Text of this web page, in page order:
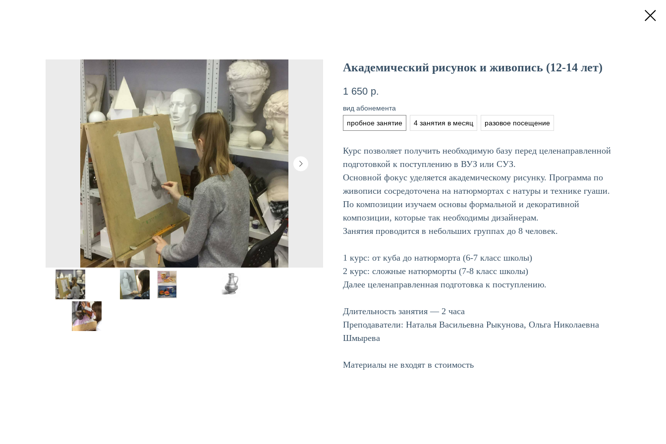
Академический рисунок и живопись (12-14 лет)
1 650 р.
вид абонемента
пробное занятие
4 занятия в месяц разовое посещение
Курс позволяет получить необходимую базу перед целенаправленной
подготовкой к поступлению в ВУЗ или СУЗ.
Основной фокус уделяется академическому рисунку. Программа по
живописи сосредоточена на натюрмортах с натуры и технике гуаши.
По композиции изучаем основы формальной и декоративной
композиции, которые так необходимы дизайнерам.
Занятия проводится в небольших группах до 8 человек.
1 курс: от куба до натюрморта (6-7 класс школы)
2 курс: сложные натюрморты (7-8 класс школы)
Далее целенаправленная подготовка к поступлению.
Длительность занятия — 2 часа
Преподаватели: Наталья Васильевна Рыкунова, Ольга Николаевна
Шмырева
Материалы не входят в стоимость